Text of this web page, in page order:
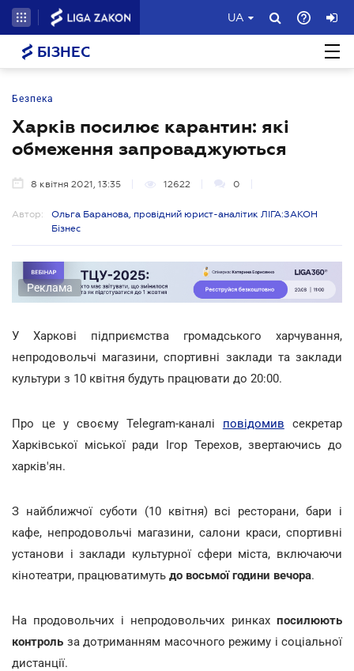
UA
БІЗНЕС
Безпека
Харків посилює карантин: які
обмеження запроваджуються
8 квітня 2021, 13:35 12622 0
Автор:
Ольга Баранова, провідний юрист-аналітик ЛІГА:ЗАКОН
Бізнес
Реклама
У Харкові підприємства громадського харчування,
непродовольчі магазини, спортивні заклади та заклади
культури з 10 квітня будуть працювати до 20:00.
Про це у своєму Telegram-каналі повідомив секретар
Харківської міської ради Ігор Терехов, звертаючись до
харків'ян.
З найближчої суботи (10 квітня) всі ресторани, бари і
кафе, непродовольчі магазини, салони краси, спортивні
установи і заклади культурної сфери міста, включаючи
кінотеатри, працюватимуть до восьмої години вечора.
На продовольчих і непродовольчих ринках посилюють
контроль за дотриманням масочного режиму і соціальної
дистанції.